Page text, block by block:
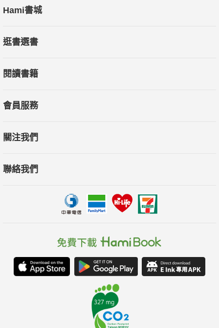
Hami書城
逛書選書
閱讀書籍
會員服務
關注我們
聯絡我們